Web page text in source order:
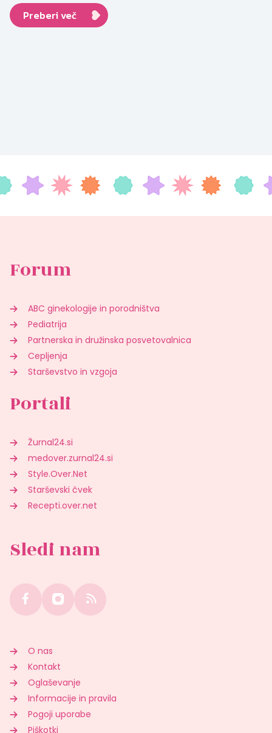
Preberi več
Forum
ABC ginekologije in porodništva
Pediatrija
Partnerska in družinska posvetovalnica
Cepljenja
Starševstvo in vzgoja
Portali
Žurnal24.si
medover.zurnal24.si
Style.Over.Net
Starševski čvek
Recepti.over.net
Sledi nam
O nas
Kontakt
Oglaševanje
Informacije in pravila
Pogoji uporabe
Piškotki